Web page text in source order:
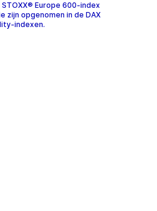
Europe 600-index
opgenomen in de DAX
indexen.